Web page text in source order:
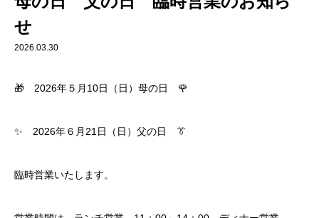
コース料理(懐石翠明荘)
洋館
日本館
せ
2026.03.30
🎁 2026年５月10日（日）母の日 🌹
✨ 2026年６月21日（日）父の日 👔
臨時営業いたします。